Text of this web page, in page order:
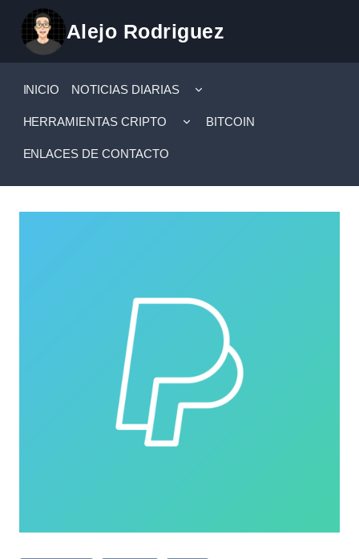
contenido
Alejo Rodriguez
INICIO NOTICIAS DIARIAS
ALTERNAR
HERRAMIENTAS CRIPTO
ALTERNAR
MENÚ
BITCOIN
ENLACES DE CONTACTO